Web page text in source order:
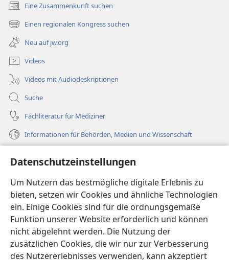
Datenschutzeinstellungen
Um Nutzern das bestmögliche digitale Erlebnis zu
bieten, setzen wir Cookies und ähnliche Technologien
ein. Einige Cookies sind für die ordnungsgemäße
Funktion unserer Website erforderlich und können
nicht abgelehnt werden. Die Nutzung der
zusätzlichen Cookies, die wir nur zur Verbesserung
des Nutzererlebnisses verwenden, kann akzeptiert
Eine Zusammenkunft suchen
(öffnet
neues
Fenster)
Einen regionalen Kongress suchen
(öffnet
neues
Fenster)
Neu auf jw.org
Videos
Videos mit Audiodeskriptionen
Suche
Fachliteratur für Mediziner
Informationen für Behörden, Medien und Wissenschaft
Spenden
(öffnet
neues
Fenster)Wachtturm ONLINE-BIBLIOTHEK
(öffnet
neues
Fenster)JW Hub®
(öffnet
neues
Fenster)JW Library